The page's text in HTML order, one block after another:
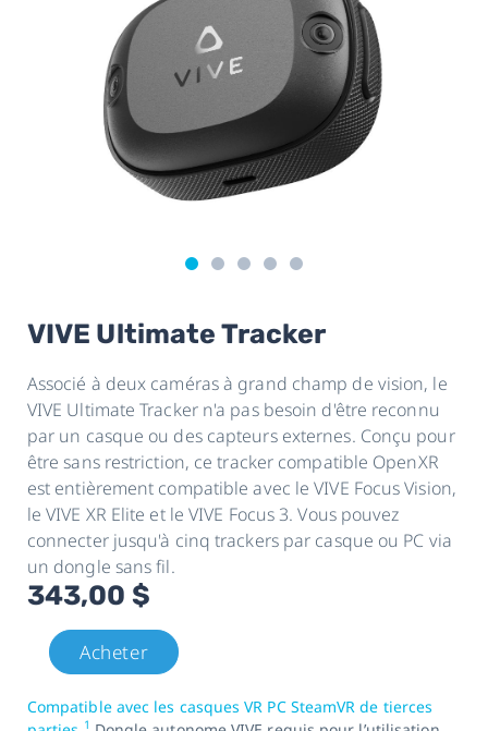
VIVE Ultimate Tracker
Associé à deux caméras à grand champ de vision, le
VIVE Ultimate Tracker n'a pas besoin d'être reconnu
par un casque ou des capteurs externes. Conçu pour
être sans restriction, ce tracker compatible OpenXR
est entièrement compatible avec le VIVE Focus Vision,
le VIVE XR Elite et le VIVE Focus 3. Vous pouvez
connecter jusqu'à cinq trackers par casque ou PC via
un dongle sans fil.
343,00 $
Acheter
Compatible avec les casques VR PC SteamVR de tierces
1